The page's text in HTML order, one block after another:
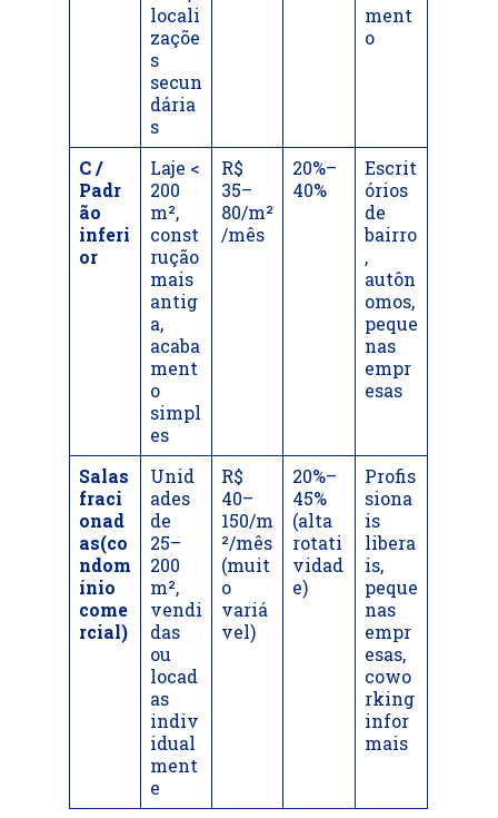
locali
zaçõe
s
secun
dária
s
ment
o
C /
Padr
ão
inferi
or
Laje <
200
m²,
const
rução
mais
antig
a,
acaba
ment
o
simpl
es
R$
35–
80/m²
/mês
20%–
40%
Escrit
órios
de
bairro
,
autôn
omos,
peque
nas
empr
esas
Salas
fraci
onad
as(co
ndom
ínio
come
rcial)
Unid
ades
de
25–
200
m²,
vendi
das
ou
locad
as
indiv
idual
ment
e
R$
40–
150/m
²/mês
(muit
o
variá
vel)
20%–
45%
(alta
rotati
vidad
e)
Profis
siona
is
libera
is,
peque
nas
empr
esas,
cowo
rking
infor
mais